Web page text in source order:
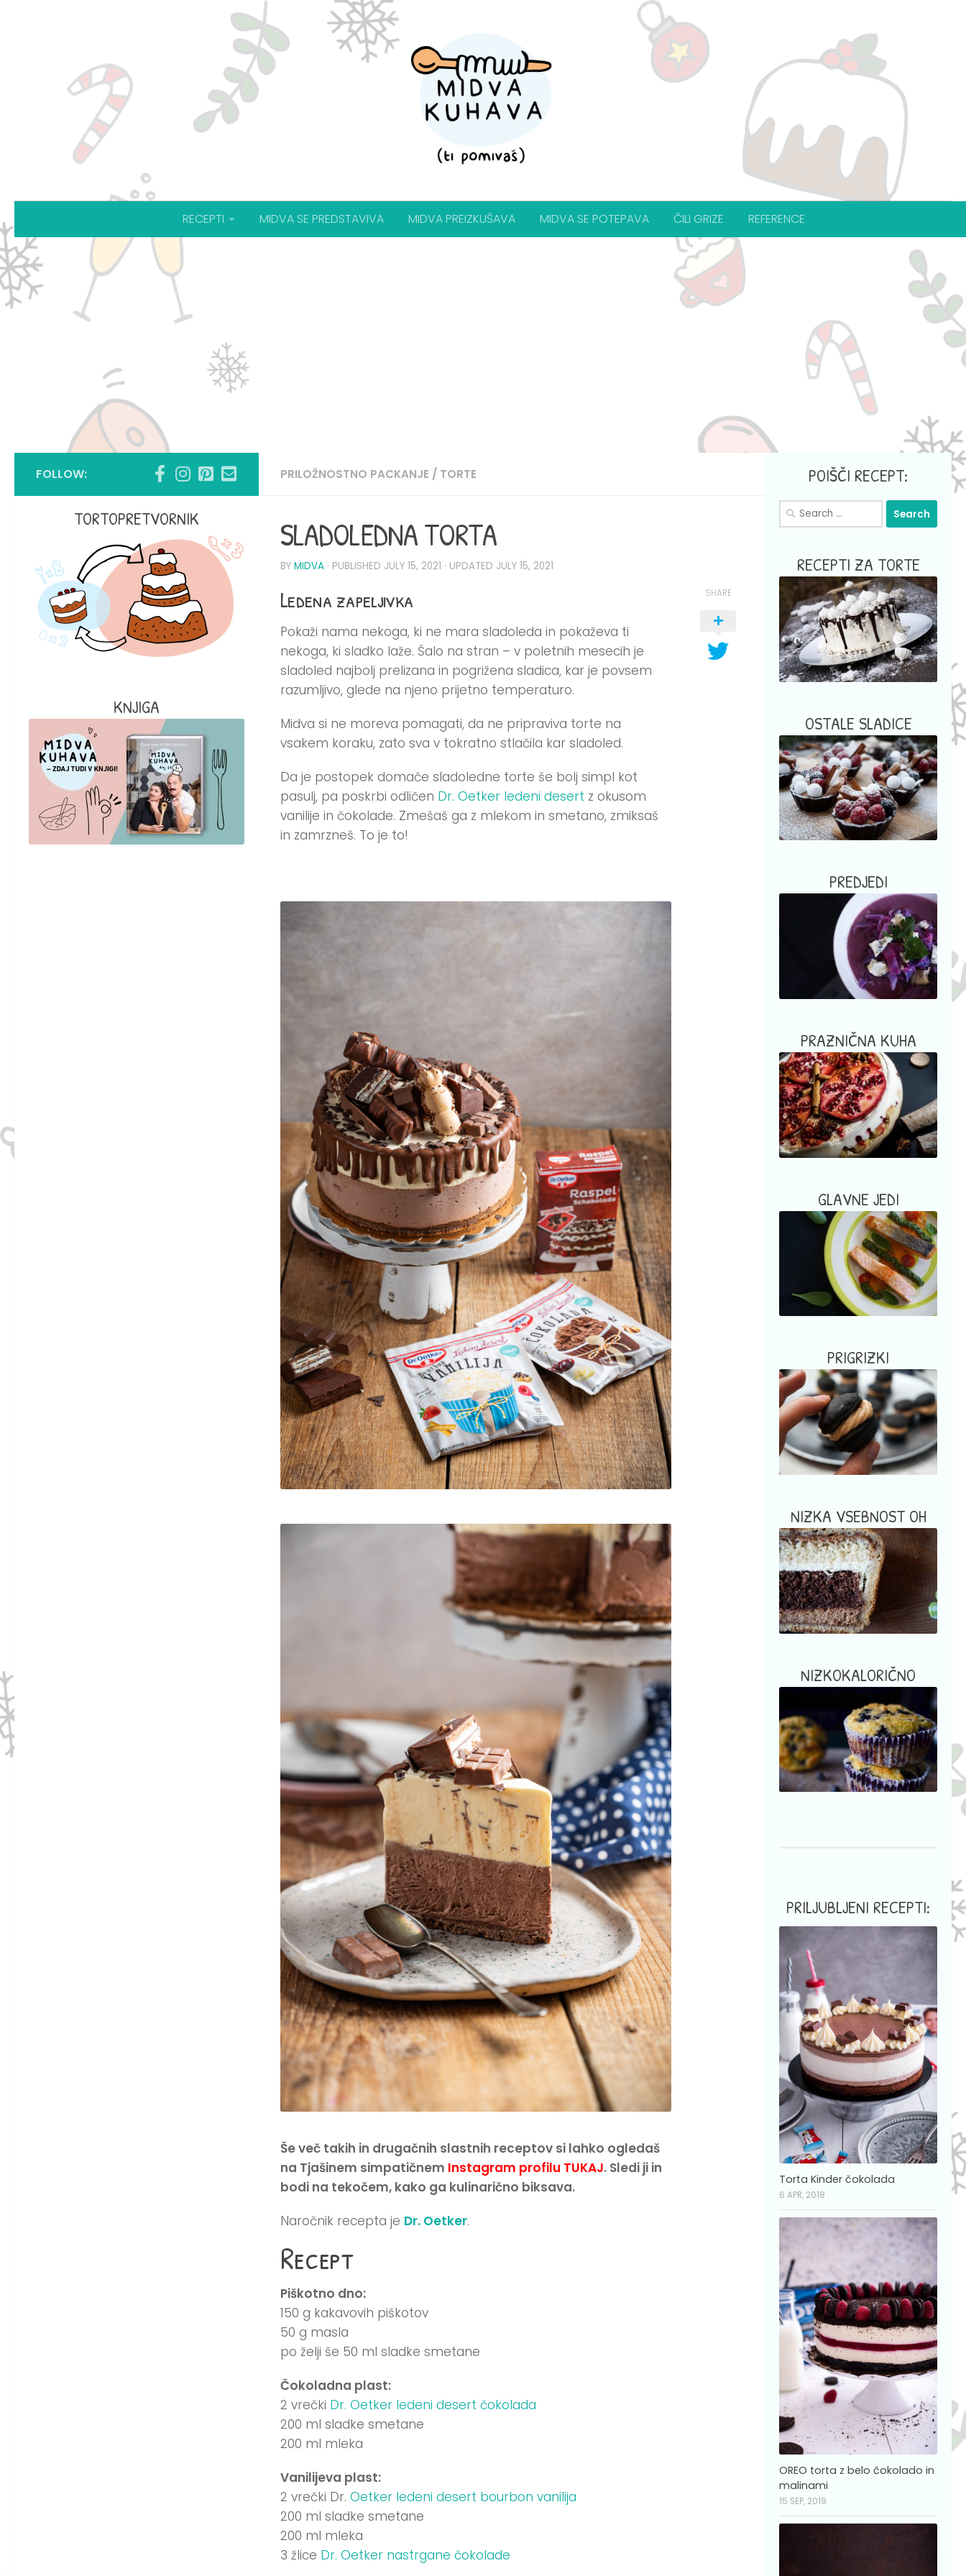
RECEPTI MIDVA SE PREDSTAVIVA MIDVA PREIZKUŠAVA MIDVA SE POTEPAVA ČILI GRIZE REFERENCE
PRILOŽNOSTNO PACKANJE / TORTE
SLADOLEDNA TORTA
BY MIDVA · PUBLISHED JULY 15, 2021 · UPDATED JULY 15, 2021
Ledena zapeljivka
Pokaži nama nekoga, ki ne mara sladoleda in pokaževa ti
nekoga, ki sladko laže. Šalo na stran – v poletnih mesecih je
sladoled najbolj prelizana in pogrižena sladica, kar je povsem
razumljivo, glede na njeno prijetno temperaturo.
Midva si ne moreva pomagati, da ne pripraviva torte na
vsakem koraku, zato sva v tokratno stlačila kar sladoled.
Da je postopek domače sladoledne torte še bolj simpl kot
pasulj, pa poskrbi odličen Dr. Oetker ledeni desert z okusom
vanilije in čokolade. Zmešaš ga z mlekom in smetano, zmiksaš
in zamrzneš. To je to!
Še več takih in drugačnih slastnih receptov si lahko ogledaš
na Tjašinem simpatičnem Instagram profilu TUKAJ. Sledi ji in
bodi na tekočem, kako ga kulinarično biksava.
Naročnik recepta je Dr. Oetker.
Recept
Piškotno dno:
150 g kakavovih piškotov
50 g masla
po želji še 50 ml sladke smetane
Čokoladna plast:
2 vrečki Dr. Oetker ledeni desert čokolada
200 ml sladke smetane
200 ml mleka
Vanilijeva plast:
2 vrečki Dr. Oetker ledeni desert bourbon vanilija
200 ml sladke smetane
200 ml mleka
3 žlice Dr. Oetker nastrgane čokolade
SHARE
FOLLOW:
TORTOPRETVORNIK
KNJIGA
POIŠČI RECEPT:
Search
for:
RECEPTI ZA TORTE
OSTALE SLADICE
PREDJEDI
PRAZNIČNA KUHA
GLAVNE JEDI
PRIGRIZKI
NIZKA VSEBNOST OH
NIZKOKALORIČNO
PRILJUBLJENI RECEPTI:
Torta Kinder čokolada
6 APR, 2018
OREO torta z belo čokolado in
malinami
15 SEP, 2019